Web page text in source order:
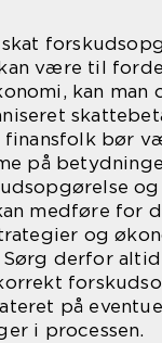
være til
kan man
finansfolk bør
på
medføre for
og
derfor
på
i processen.